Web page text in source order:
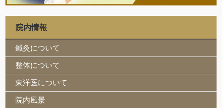
院内情報
鍼灸について
整体について
東洋医について
院内風景